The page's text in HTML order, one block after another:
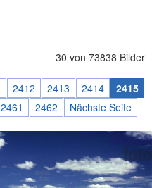
30 von 73838 Bilder
2412 2413 2414
2415
2461 2462 Nächste Seite